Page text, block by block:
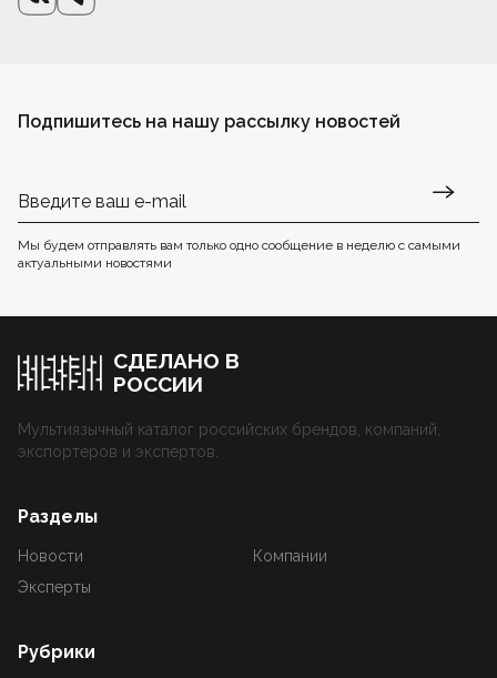
Подпишитесь на нашу рассылку новостей
Мы будем отправлять вам только одно сообщение в неделю с самыми
актуальными новостями
СДЕЛАНО В
РОССИИ
Мультиязычный каталог российских брендов, компаний,
экспортеров и экспертов.
Разделы
Новости
Компании
Эксперты
Рубрики